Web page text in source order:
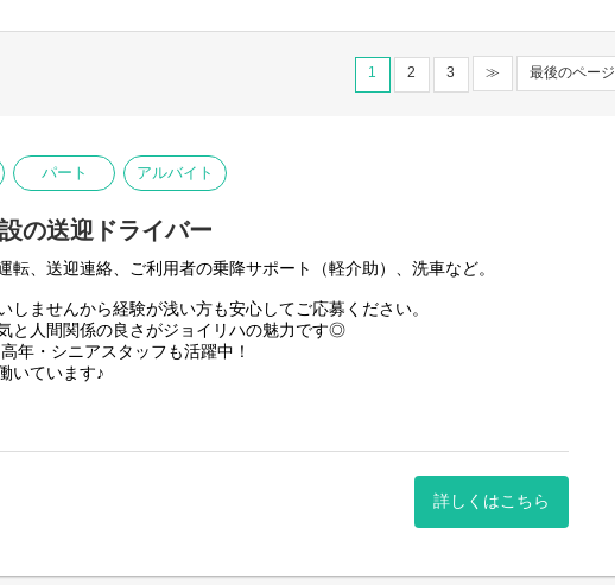
1 2 3 ≫ 最後のページ
パート アルバイト
の送迎ドライバー
転、送迎連絡、ご利用者の乗降サポート（軽介助）、洗車など。
しませんから経験が浅い方も安心してご応募ください。
と人間関係の良さがジョイリハの魅力です◎
年・シニアスタッフも活躍中！
いています♪
詳しくはこちら